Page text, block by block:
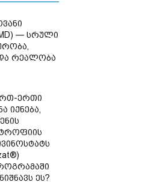
— სრული
რეალობა
ერთი
იქნება,
ეს?